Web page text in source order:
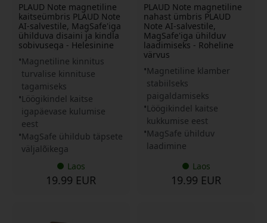
PLAUD Note magnetiline
kaitseümbris PLAUD Note
AI-salvestile, MagSafe'iga
ühilduva disaini ja kindla
sobivusega - Helesinine
Magnetiline kinnitus
turvalise kinnituse
tagamiseks
Löögikindel kaitse
igapäevase kulumise
eest
MagSafe ühildub täpsete
väljalõikega
Laos
19.99 EUR
PLAUD Note magnetiline
nahast ümbris PLAUD
Note AI-salvestile,
MagSafe'iga ühilduv
laadimiseks - Roheline
värvus
Magnetiline klamber
stabiilseks
paigaldamiseks
Löögikindel kaitse
kukkumise eest
MagSafe ühilduv
laadimine
Laos
19.99 EUR